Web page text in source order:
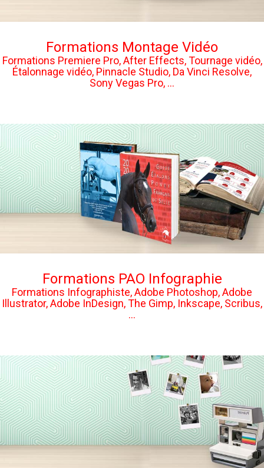
Formations Montage Vidéo
Formations Premiere Pro, After Effects, Tournage vidéo,
Étalonnage vidéo, Pinnacle Studio, Da Vinci Resolve,
Sony Vegas Pro, ...
Formations PAO Infographie
Formations Infographiste, Adobe Photoshop, Adobe
Illustrator, Adobe InDesign, The Gimp, Inkscape, Scribus,
...